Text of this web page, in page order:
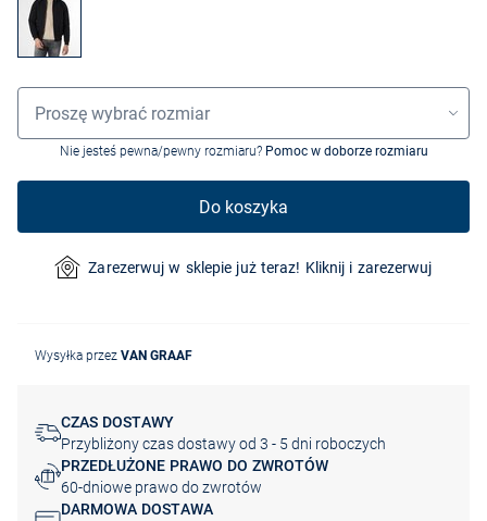
Wybór rozmiaru
Proszę wybrać rozmiar
Nie jesteś pewna/pewny rozmiaru? Pomoc w doborze rozmiaru
Do koszyka
Zarezerwuj w sklepie już teraz! Kliknij i zarezerwuj
Wysyłka przez VAN GRAAF
CZAS DOSTAWY
Przybliżony czas dostawy od 3 - 5 dni roboczych
PRZEDŁUŻONE PRAWO DO ZWROTÓW
60-dniowe prawo do zwrotów
DARMOWA DOSTAWA